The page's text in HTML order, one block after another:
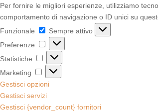
Per fornire le migliori esperienze, utilizziamo
comportamento di navigazione o ID unici su
Funzionale
Funzionale
Sempre attivo
Preferenze
Preferenze
Statistiche Statistiche
Marketing
Marketing
Gestisci opzioni
Gestisci servizi
Gestisci {vendor_count} fornitori